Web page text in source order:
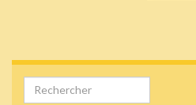
Search for: